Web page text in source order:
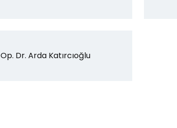
Op. Dr. Arda Katırcıoğlu